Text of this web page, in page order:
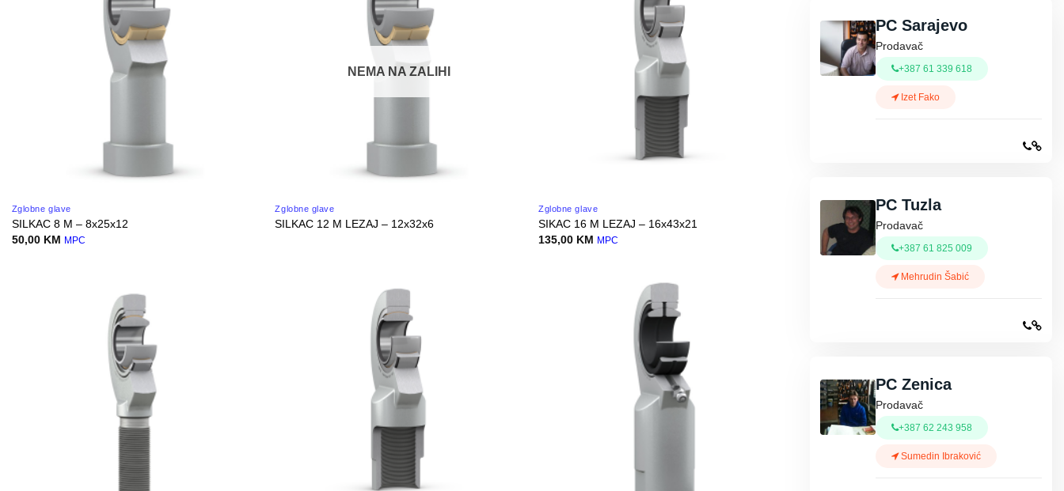
Zglobne glave
SILKAC 8 M – 8x25x12
50,00 KM MPC
NEMA NA ZALIHI
Zglobne glave
SILKAC 12 M LEZAJ – 12x32x6
Zglobne glave
SIKAC 16 M LEZAJ – 16x43x21
135,00 KM MPC
PC Sarajevo
Prodavač
+387 61 339 618
Izet Fako
PC Tuzla
Prodavač
+387 61 825 009
Mehrudin Šabić
PC Zenica
Prodavač
+387 62 243 958
Sumedin Ibraković